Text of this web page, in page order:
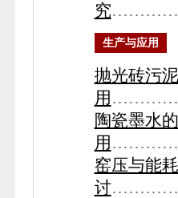
究
生产与应用
抛光砖污
用
陶瓷墨水
用
窑压与能
讨